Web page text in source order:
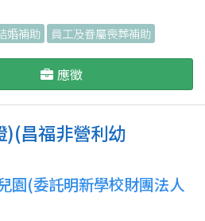
婚補助 員工及眷屬喪葬補助
應徵
)(昌福非營利幼
園(委託明新學校財團法人